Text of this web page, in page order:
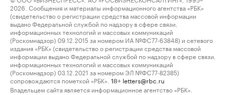
2026. Сообщения и материалы информационного агентства «РБК»
(свидетельство о регистрации средства массовой информации
выдано Федеральной службой по надзору в сфере связи,
информационных технологий и массовых коммуникаций
(Роскомнадзор) 09.12.2015 за номером ИА №ФС77-63848) и сетевого
издания «РБК» (свидетельство о регистрации средства массовой
информации выдано Федеральной службой по надзору в сфере связи,
информационных технологий и массовых коммуникаций
(Роскомнадзор) 03.12.2021 за номером ЭЛ №ФС77-82385)
сопровождаются пометкой «РБК».
18+ letters@rbc.ru
Владельцем сайта является информационное агентство «РБК».